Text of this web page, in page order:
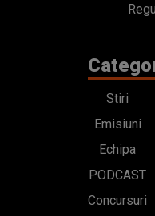
Stiri
Emisiuni
Echipa
PODCAST
Concursuri